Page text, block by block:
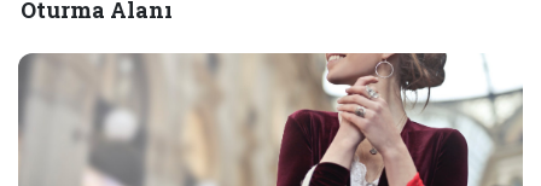
Oturma Alanı